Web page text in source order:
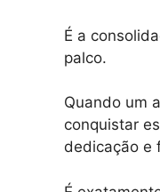
É a
palco.
Quando um
conquistar
dedicação e